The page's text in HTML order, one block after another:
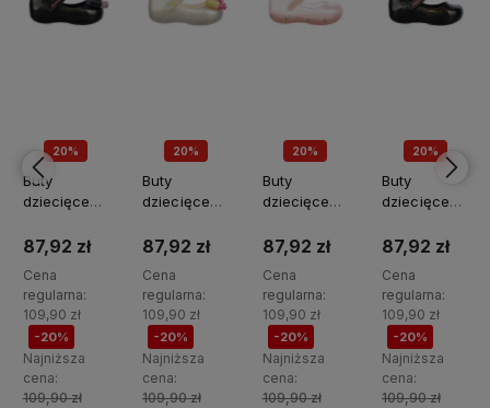
20%
PROMOCJA
Buty
dziecięce
TT385013-
87,92 zł
Cena
regularna:
109,90 zł
-20%
Najniższa
cena:
109,90 zł
20%
Buty
dziecięce
TT385012-
87,92 zł
Cena
regularna:
109,90 zł
-20%
Najniższa
cena:
109,90 zł
20%
Buty
dziecięce
TT385011-
87,92 zł
Cena
regularna:
109,90 zł
-20%
Najniższa
cena:
109,90 zł
20%
PROMOCJA
Buty
dziecięce
TT385010-
87,92 zł
Cena
regularna:
109,90 zł
-20%
Najniższa
cena:
109,90 zł